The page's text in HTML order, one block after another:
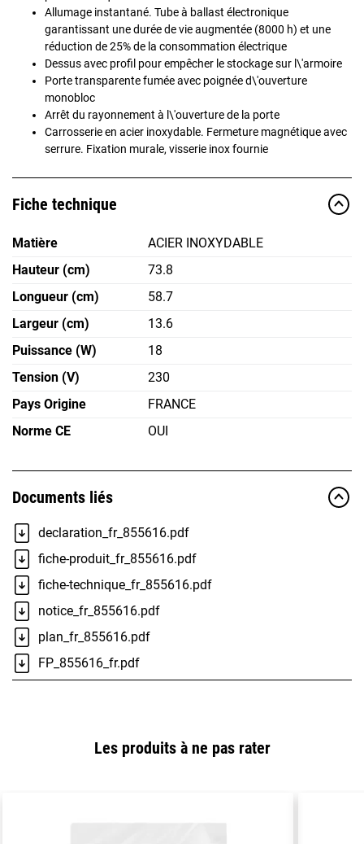
Allumage instantané. Tube à ballast électronique
garantissant une durée de vie augmentée (8000 h) et une
réduction de 25% de la consommation électrique
Dessus avec profil pour empêcher le stockage sur l\'armoire
Porte transparente fumée avec poignée d\'ouverture
monobloc
Arrêt du rayonnement à l\'ouverture de la porte
Carrosserie en acier inoxydable. Fermeture magnétique avec
serrure. Fixation murale, visserie inox fournie
Fiche technique
Matière
ACIER INOXYDABLE
Hauteur (cm)
73.8
Longueur (cm)
58.7
Largeur (cm)
13.6
Puissance (W)
18
Tension (V)
230
Pays Origine
FRANCE
Norme CE
OUI
Documents liés
declaration_fr_855616.pdf
fiche-produit_fr_855616.pdf
fiche-technique_fr_855616.pdf
notice_fr_855616.pdf
plan_fr_855616.pdf
FP_855616_fr.pdf
Les produits à ne pas rater